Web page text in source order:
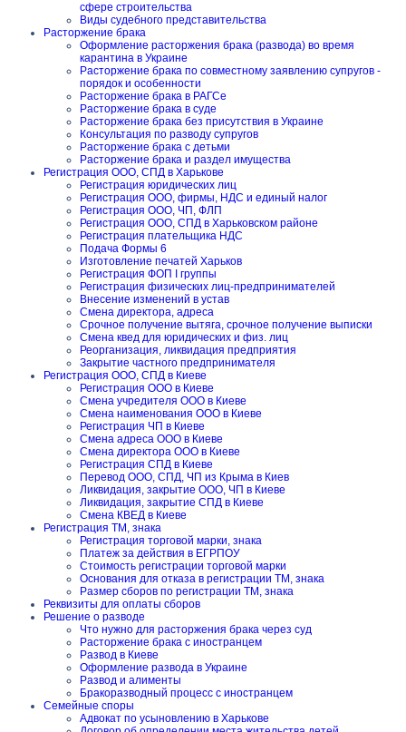
сфере строительства
Виды судебного представительства
Расторжение брака
Оформление расторжения брака (развода) во время
карантина в Украине
Расторжение брака по совместному заявлению супругов -
порядок и особенности
Расторжение брака в РАГСе
Расторжение брака в суде
Расторжение брака без присутствия в Украине
Консультация по разводу супругов
Расторжение брака с детьми
Расторжение брака и раздел имущества
Регистрация ООО, СПД в Харькове
Регистрация юридических лиц
Регистрация ООО, фирмы, НДС и единый налог
Регистрация ООО, ЧП, ФЛП
Регистрация ООО, СПД в Харьковском районе
Регистрация плательщика НДС
Подача Формы 6
Изготовление печатей Харьков
Регистрация ФОП I группы
Регистрация физических лиц-предпринимателей
Внесение изменений в устав
Смена директора, адреса
Срочное получение вытяга, срочное получение выписки
Смена квед для юридических и физ. лиц
Реорганизация, ликвидация предприятия
Закрытие частного предпринимателя
Регистрация ООО, СПД в Киеве
Регистрация ООО в Киеве
Смена учредителя ООО в Киеве
Смена наименования ООО в Киеве
Регистрация ЧП в Киеве
Смена адреса ООО в Киеве
Смена директора ООО в Киеве
Регистрация СПД в Киеве
Перевод ООО, СПД, ЧП из Крыма в Киев
Ликвидация, закрытие ООО, ЧП в Киеве
Ликвидация, закрытие СПД в Киеве
Смена КВЕД в Киеве
Регистрация ТМ, знака
Регистрация торговой марки, знака
Платеж за действия в ЕГРПОУ
Стоимость регистрации торговой марки
Основания для отказа в регистрации ТМ, знака
Размер сборов по регистрации ТМ, знака
Реквизиты для оплаты сборов
Решение о разводе
Что нужно для расторжения брака через суд
Расторжение брака с иностранцем
Развод в Киеве
Оформление развода в Украине
Развод и алименты
Бракоразводный процесс с иностранцем
Семейные споры
Адвокат по усыновлению в Харькове